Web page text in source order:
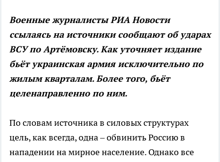
Военные журналисты РИА Новости
ссылаясь на источники сообщают об ударах
ВСУ по Артёмовску. Как уточняет издание
бьёт украинская армия исключительно по
жилым кварталам. Более того, бьёт
целенаправленно по ним.
По словам источника в силовых структурах
цель, как всегда, одна – обвинить Россию в
нападении на мирное население. Однако все